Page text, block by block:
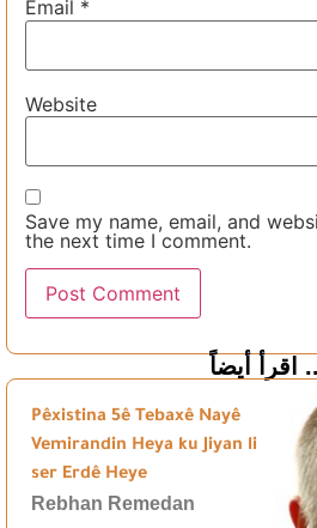
Email *
Website
Save my name, email, and
the next time I comment.
...
Pêxistina 5ê Tebaxê Nayê
Vemirandin Heya ku Jiyan li
ser Erdê Heye
Rebhan Remedan